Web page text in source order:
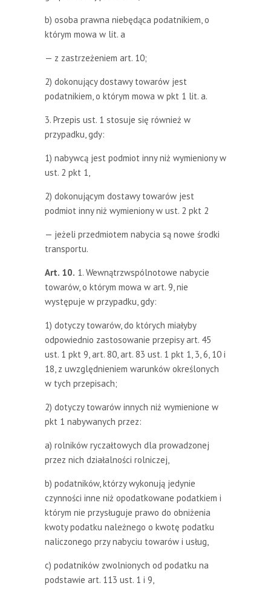
b) osoba prawna niebędąca podatnikiem, o
którym mowa w lit. a
— z zastrzeżeniem art. 10;
2) dokonujący dostawy towarów jest
podatnikiem, o którym mowa w pkt 1 lit. a.
3. Przepis ust. 1 stosuje się również w
przypadku, gdy:
1) nabywcą jest podmiot inny niż wymieniony w
ust. 2 pkt 1,
2) dokonującym dostawy towarów jest
podmiot inny niż wymieniony w ust. 2 pkt 2
— jeżeli przedmiotem nabycia są nowe środki
transportu.
Art. 10. 1. Wewnątrzwspólnotowe nabycie
towarów, o którym mowa w art. 9, nie
występuje w przypadku, gdy:
1) dotyczy towarów, do których miałyby
odpowiednio zastosowanie przepisy art. 45
ust. 1 pkt 9, art. 80, art. 83 ust. 1 pkt 1, 3, 6, 10 i
18, z uwzględnieniem warunków określonych
w tych przepisach;
2) dotyczy towarów innych niż wymienione w
pkt 1 nabywanych przez:
a) rolników ryczałtowych dla prowadzonej
przez nich działalności rolniczej,
b) podatników, którzy wykonują jedynie
czynności inne niż opodatkowane podatkiem i
którym nie przysługuje prawo do obniżenia
kwoty podatku należnego o kwotę podatku
naliczonego przy nabyciu towarów i usług,
c) podatników zwolnionych od podatku na
podstawie art. 113 ust. 1 i 9,